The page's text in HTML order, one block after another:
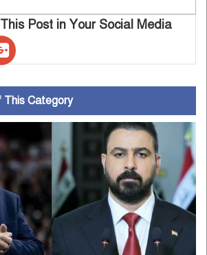
Post in Your Social Media
Category